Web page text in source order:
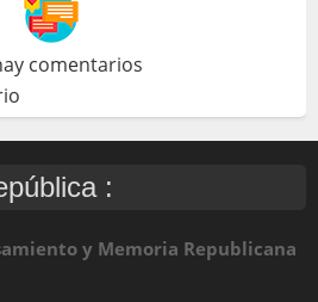
comentarios
:
y Memoria Republicana